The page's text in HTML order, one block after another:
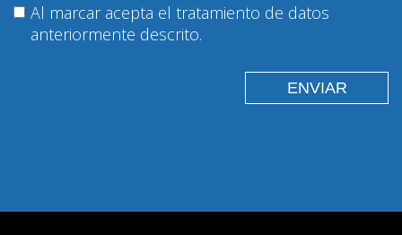
Al marcar acepta el tratamiento de datos
anteriormente descrito.